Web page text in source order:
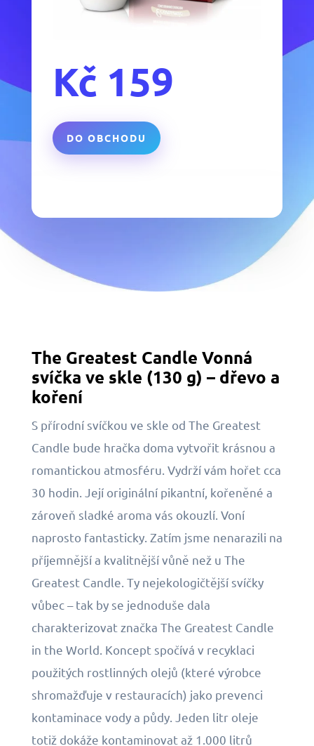
Kč 159
DO OBCHODU
The Greatest Candle Vonná
svíčka ve skle (130 g) – dřevo a
koření
S přírodní svíčkou ve skle od The Greatest
Candle bude hračka doma vytvořit krásnou a
romantickou atmosféru. Vydrží vám hořet cca
30 hodin. Její originální pikantní, kořeněné a
zároveň sladké aroma vás okouzlí. Voní
naprosto fantasticky. Zatím jsme nenarazili na
příjemnější a kvalitnější vůně než u The
Greatest Candle. Ty nejekologičtější svíčky
vůbec – tak by se jednoduše dala
charakterizovat značka The Greatest Candle
in the World. Koncept spočívá v recyklaci
použitých rostlinných olejů (které výrobce
shromažďuje v restauracích) jako prevenci
kontaminace vody a půdy. Jeden litr oleje
totiž dokáže kontaminovat až 1.000 litrů